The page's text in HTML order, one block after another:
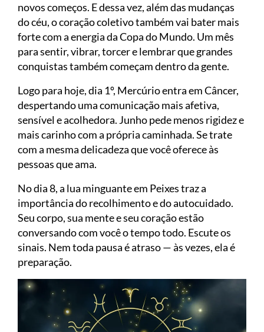
novos começos. E dessa vez, além das mudanças
do céu, o coração coletivo também vai bater mais
forte com a energia da Copa do Mundo. Um mês
para sentir, vibrar, torcer e lembrar que grandes
conquistas também começam dentro da gente.
Logo para hoje, dia 1º, Mercúrio entra em Câncer,
despertando uma comunicação mais afetiva,
sensível e acolhedora. Junho pede menos rigidez e
mais carinho com a própria caminhada. Se trate
com a mesma delicadeza que você oferece às
pessoas que ama.
No dia 8, a lua minguante em Peixes traz a
importância do recolhimento e do autocuidado.
Seu corpo, sua mente e seu coração estão
conversando com você o tempo todo. Escute os
sinais. Nem toda pausa é atraso — às vezes, ela é
preparação.